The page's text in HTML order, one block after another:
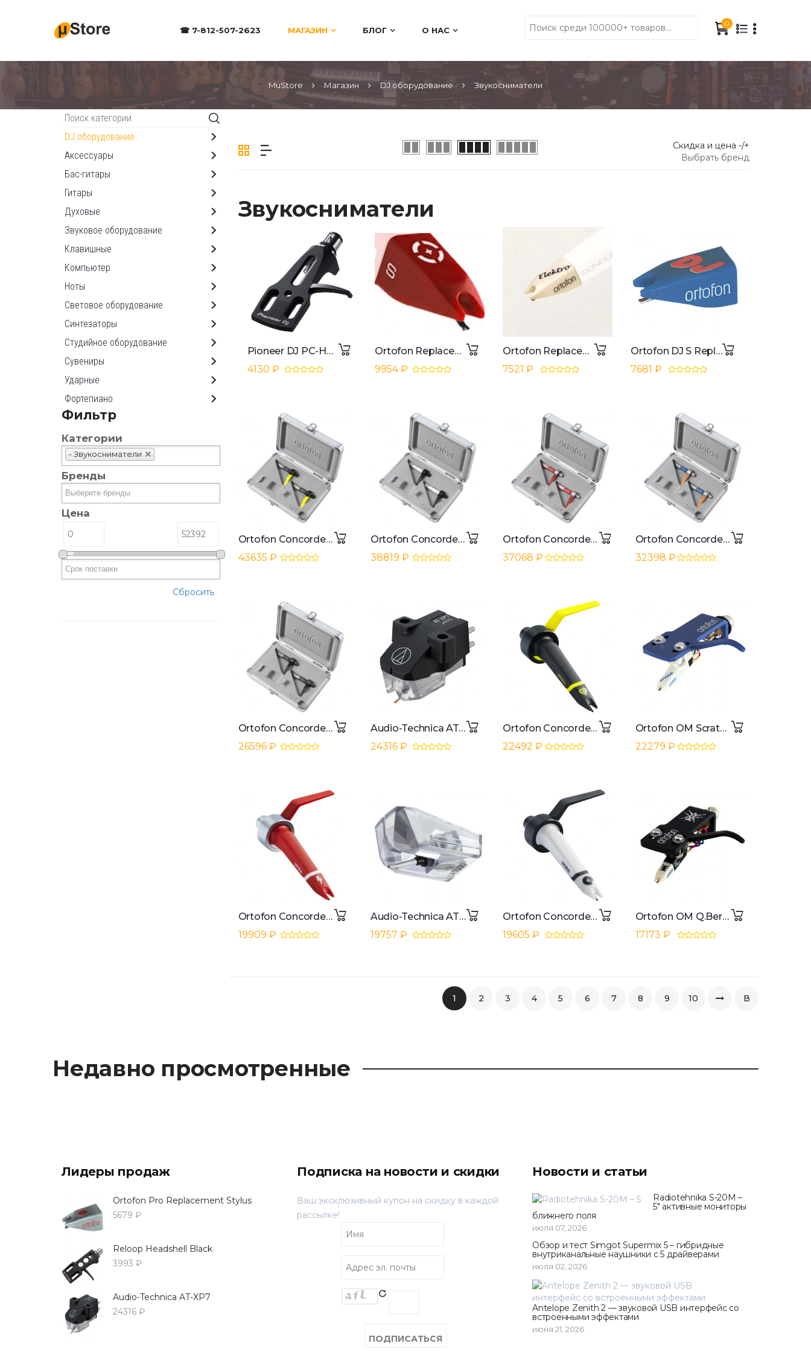
☎ 7-812-507-2623 МАГАЗИН БЛОГ О НАС
0
MuStore Магазин DJ оборудование Звукосниматели
Каталог
DJ оборудование
Аксессуары
Бас-гитары
Гитары
Духовые
Звуковое оборудование
Клавишные
Компьютер
Ноты
Световое оборудование
Синтезаторы
Студийное оборудование
Сувениры
Ударные
Фортепиано
Фильтр
Категории
- Звукосниматели
Бренды
Цена
Сбросить
Скидка и цена -/+
Выбрать бренд
Звукосниматели
Pioneer DJ PC-HS01-K
4130 ₽
Ortofon Replacement Stylus Digitrack SCRATCH & MIX
9954 ₽
Ortofon Replacement Stylus Elektro Scratching
7521 ₽
Ortofon DJ S Replacement Stylus Single
7681 ₽
Ortofon Concorde MKII Club Twin
43635 ₽
Ortofon Concorde MKII Scratch Twin
38819 ₽
Ortofon Concorde MKII Digital Twin
37068 ₽
Ortofon Concorde MKII DJ Twin
32398 ₽
Ortofon Concorde MKII Mix Twin
26596 ₽
Audio-Technica AT-XP7
24316 ₽
Ortofon Concorde MKII Club System
22492 ₽
Ortofon OM Scratch White pre-mounted on SH-4 Blue
22279 ₽
Ortofon Concorde MKII Digital System
19909 ₽
Audio-Technica ATN-XP7
19757 ₽
Ortofon Concorde MKII Scratch System
19605 ₽
Ortofon OM Q.Bert pre-mounted on SH-4 Black
17173 ₽
1 2 3 4 5 6 7 8 9 10 В
Недавно просмотренные
Лидеры продаж
Ortofon Pro Replacement Stylus
5679 ₽
Reloop Headshell Black
3993 ₽
Audio-Technica AT-XP7
24316 ₽
Подписка на новости и скидки
Ваш эксклюзивный купон на скидку в каждой
рассылке!
Новости и статьи
Radiotehnika S-20M –
5" активные мониторы
ближнего поля
июля 07, 2026
Обзор и тест Simgot Supermix 5 – гибридные
внутриканальные наушники с 5 драйверами
июля 02, 2026
Antelope Zenith 2 — звуковой USB интерфейс со
встроенными эффектами
июня 21, 2026